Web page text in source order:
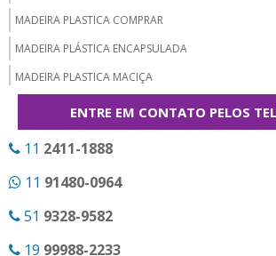
MADEIRA PLASTICA COMPRAR
MADEIRA PLÁSTICA ENCAPSULADA
MADEIRA PLASTICA MACIÇA
MADEIRA PLASTICA PARA BANCO
MADEIRA PLASTICA PARA FACHADA
MADEIRA SINTÉTICA
MADEIRA SINTETICA PARA DECK
MADEIRA SINTÉTICA PREÇO
ENTRE EM CONTATO PELOS
11 2411-1888
11 91480-0964
51 9328-9582
19 99988-2233